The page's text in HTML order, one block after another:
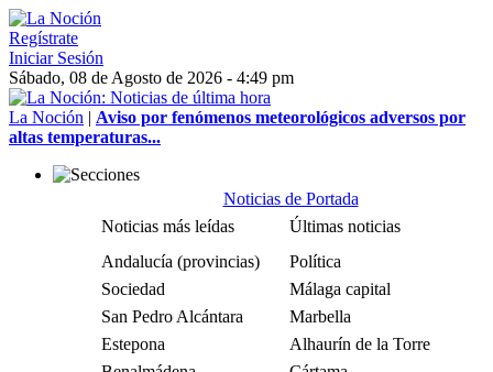
Regístrate
Iniciar Sesión
Sábado, 08 de Agosto de 2026 - 4:49 pm
La Noción | Aviso por fenómenos meteorológicos adversos por
altas temperaturas...
Noticias de Portada
Noticias más leídas
Últimas noticias
Andalucía (provincias)
Política
Sociedad
Málaga capital
San Pedro Alcántara
Marbella
Estepona
Alhaurín de la Torre